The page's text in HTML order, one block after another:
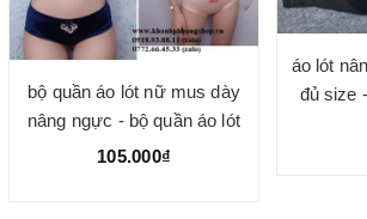
bộ quần áo lót nữ mus dày
nâng ngực - bộ quần áo lót
nữ
105.000₫
áo lót
đủ size